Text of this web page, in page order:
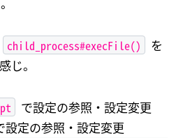
child_process#execFile()
を
じ。
で設定の参照・設定変更
設定の参照・設定変更